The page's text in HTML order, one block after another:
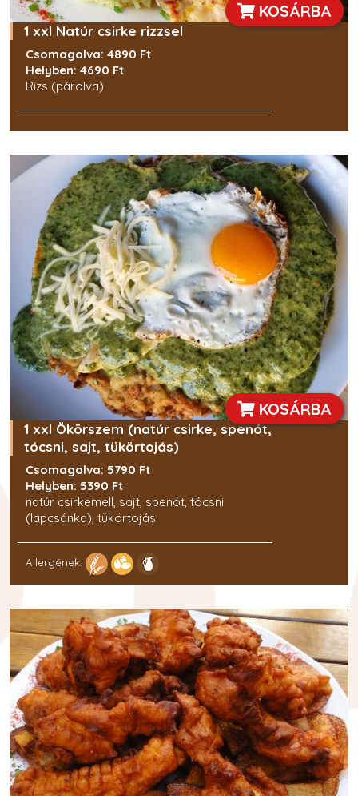
KOSÁRBA
1 xxl Natúr csirke rizzsel
Csomagolva: 4890 Ft
Helyben: 4690 Ft
Rizs (párolva)
KOSÁRBA
1 xxl Ökörszem (natúr csirke, spenót,
tócsni, sajt, tükörtojás)
Csomagolva: 5790 Ft
Helyben: 5390 Ft
natúr csirkemell, sajt, spenót, tócsni
(lapcsánka), tükörtojás
Allergének: